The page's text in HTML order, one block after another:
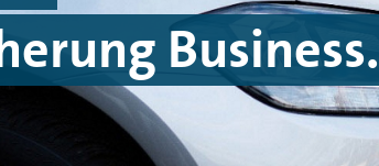
Business.